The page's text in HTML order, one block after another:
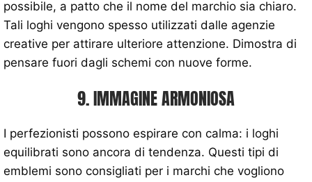
possibile, a patto che il nome del marchio sia chiaro.
Tali loghi vengono spesso utilizzati dalle agenzie
creative per attirare ulteriore attenzione. Dimostra di
pensare fuori dagli schemi con nuove forme.
9. IMMAGINE ARMONIOSA
I perfezionisti possono espirare con calma: i loghi
equilibrati sono ancora di tendenza. Questi tipi di
emblemi sono consigliati per i marchi che vogliono